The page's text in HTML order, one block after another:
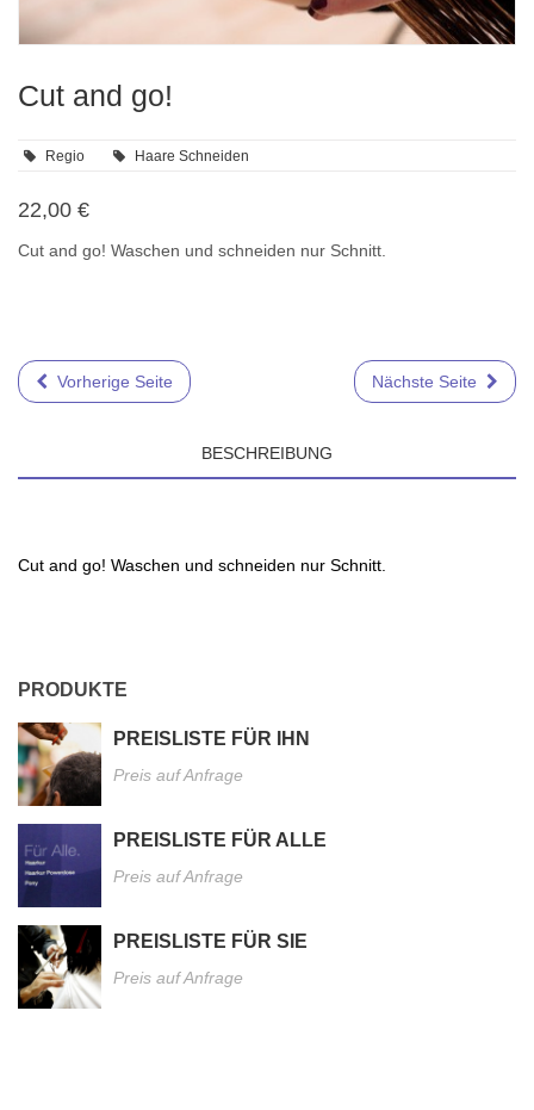
Cut and go!
Regio Haare Schneiden
22,00 €
Cut and go! Waschen und schneiden nur Schnitt.
Vorherige Seite Nächste Seite
BESCHREIBUNG
Cut and go! Waschen und schneiden nur Schnitt.
PRODUKTE
PREISLISTE FÜR IHN
Preis auf Anfrage
PREISLISTE FÜR ALLE
Preis auf Anfrage
PREISLISTE FÜR SIE
Preis auf Anfrage